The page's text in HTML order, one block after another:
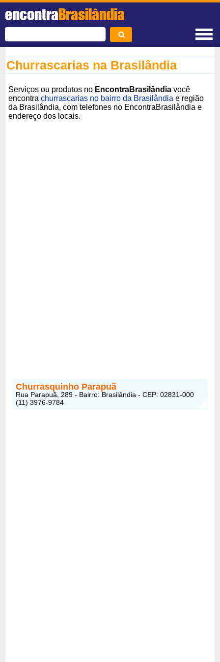
encontraBrasilândia
Churrascarias na Brasilândia
Serviços ou produtos no EncontraBrasilândia você
encontrachurrascarias no bairro da Brasilândia e região
da Brasilândia, com telefones no EncontraBrasilândia e
endereço dos locais.
Churrasquinho Parapuã
Rua Parapuã, 289 - Bairro: Brasilândia - CEP: 02831-000
(11) 3976-9784